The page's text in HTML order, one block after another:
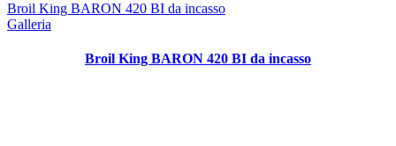
Broil King BARON 420 BI da incasso
Galleria
Broil King BARON 420 BI da incasso